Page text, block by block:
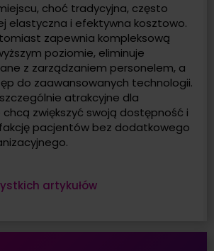
choć tradycyjna, często
elastyczna i efektywna kosztowo.
zapewnia kompleksową
poziomie, eliminuje
z zarządzaniem personelem, a
do zaawansowanych technologii.
atrakcyjne dla
zwiększyć swoją dostępność i
pacjentów bez dodatkowego
artykułów